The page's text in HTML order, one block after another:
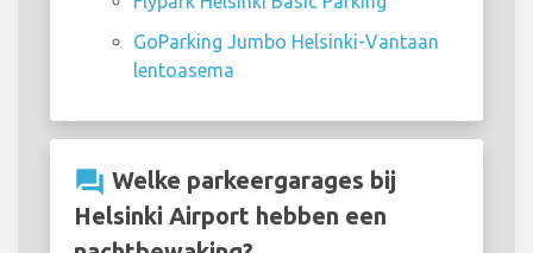
GoParking Jumbo Helsinki-Vantaan
lentoasema
question_answer Welke parkeergarages bij
Helsinki Airport hebben een